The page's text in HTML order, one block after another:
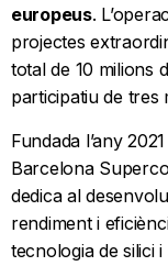
europeus.
projectes
total de 10 milions
participatiu de tres
Fundada l’any
Barcelona
dedica al
rendiment i
tecnologia de silici